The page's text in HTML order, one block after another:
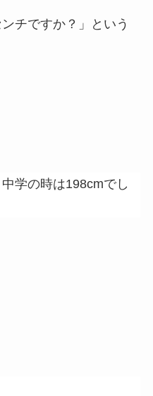
チですか？」という
学の時は198cmでし